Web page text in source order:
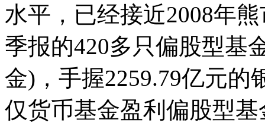
水平，已经接近2008年
季报的420多只偏股型基
金)，手握2259.79亿元的
仅货币基金盈利偏股型